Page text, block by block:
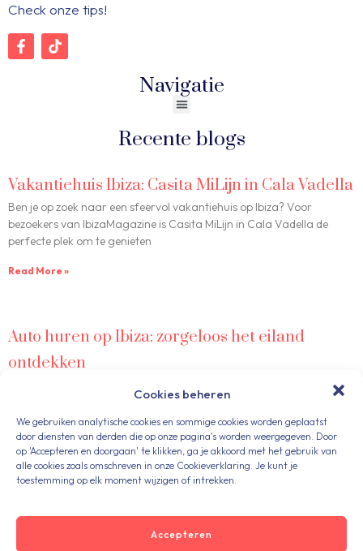
Cookies beheren
We gebruiken analytische cookies en sommige cookies worden geplaatst
door diensten van derden die op onze pagina's worden weergegeven. Door
op 'Accepteren en doorgaan' te klikken, ga je akkoord met het gebruik van
alle cookies zoals omschreven in onze Cookieverklaring. Je kunt je
toestemming op elk moment wijzigen of intrekken.
Accepteren
Check onze tips!
Navigatie
Recente blogs
Vakantiehuis Ibiza: Casita MiLijn in Cala Vadella
Ben je op zoek naar een sfeervol vakantiehuis op Ibiza? Voor
bezoekers van IbizaMagazine is Casita MiLijn in Cala Vadella de
perfecte plek om te genieten
Read More »
Auto huren op Ibiza: zorgeloos het eiland
ontdekken
Een auto huren op Ibiza is de beste manier om het eiland volledig te
ervaren. Veel bezoekers van IbizaMagazine vragen ons naar
betrouwbare autoverhuur op Ibiza.
Read More »
Geweldige hotels op het prachtige Ibiza!
Op zoek naar een prachtig hotel op Ibiza? Geen zorgen: zo zijn er tal